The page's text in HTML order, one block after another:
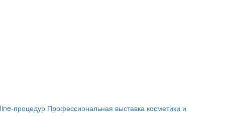
процедур Профессиональная выставка косметики и